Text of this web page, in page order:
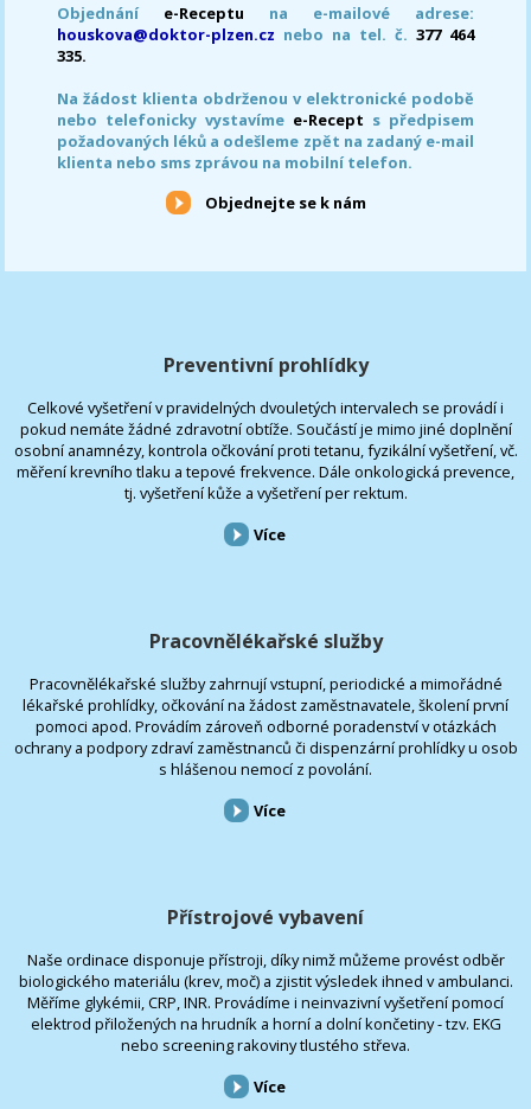
Objednání e-Receptu na e-mailové adrese:
houskova@doktor-plzen.cz nebo na tel. č. 377 464
335.
Na žádost klienta obdrženou v elektronické podobě
nebo telefonicky vystavíme e-Recept s předpisem
požadovaných léků a odešleme zpět na zadaný e-mail
klienta nebo sms zprávou na mobilní telefon.
Objednejte se k nám
Preventivní prohlídky
Celkové vyšetření v pravidelných dvouletých intervalech se provádí i
pokud nemáte žádné zdravotní obtíže. Součástí je mimo jiné doplnění
osobní anamnézy, kontrola očkování proti tetanu, fyzikální vyšetření, vč.
měření krevního tlaku a tepové frekvence. Dále onkologická prevence,
tj. vyšetření kůže a vyšetření per rektum.
Více
Pracovnělékařské služby
Pracovnělékařské služby zahrnují vstupní, periodické a mimořádné
lékařské prohlídky, očkování na žádost zaměstnavatele, školení první
pomoci apod. Provádím zároveň odborné poradenství v otázkách
ochrany a podpory zdraví zaměstnanců či dispenzární prohlídky u osob
s hlášenou nemocí z povolání.
Více
Přístrojové vybavení
Naše ordinace disponuje přístroji, díky nimž můžeme provést odběr
biologického materiálu (krev, moč) a zjistit výsledek ihned v ambulanci.
Měříme glykémii, CRP, INR. Provádíme i neinvazivní vyšetření pomocí
elektrod přiložených na hrudník a horní a dolní končetiny - tzv. EKG
nebo screening rakoviny tlustého střeva.
Více